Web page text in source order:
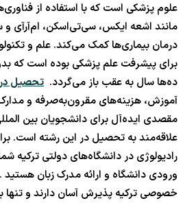
علوم پزشکی است که با استفاده از
مانند اشعه ایکس، سی‌تی‌اسکن، ام‌آر‌آی
درمان بیماری‌ها کمک می‌کند. علم و
برای پیشرفت علم پزشکی بوده است که
ده‌ها سال به عقب باز می‌گردد. تحصیل در
آموزش، هزینه‌های مقرون‌به‌صرفه و مدارک
مقصدی ایده‌آل برای دانشجویان بین
علاقه‌مند به تحصیل در این رشته است.
رادیولوژی در دانشگاه‌های دولتی ترکیه
ورودی دانشگاه و ارائه مدرک زبان هستید
خصوصی ترکیه پذیرش آسان دارند و